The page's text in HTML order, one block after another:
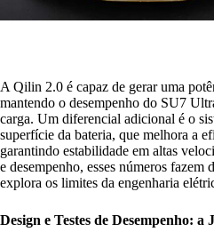
A Qilin 2.0 é capaz de gerar uma
mantendo o desempenho do SU7
carga. Um diferencial adicional é o
superfície da bateria, que melhora a
garantindo estabilidade em altas
e desempenho, esses números
explora os limites da engenharia
Design e Testes de Desempenho: